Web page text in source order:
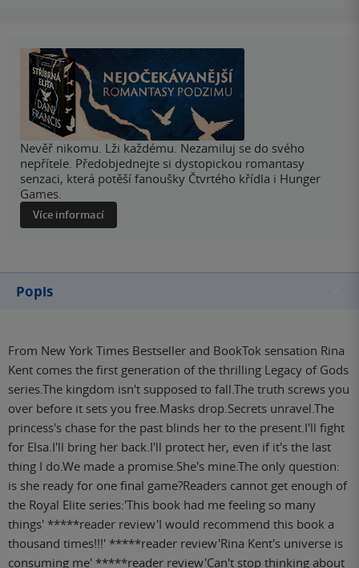
Nevěř nikomu. Lži každému. Nezamiluj se do svého
nepřítele. Předobjednejte si dystopickou romantasy
senzaci, která potěší fanoušky Čtvrtého křídla i Hunger
Games.
Více informací
Popis
From New York Times Bestseller and BookTok sensation Rina
Kent comes the first generation of the thrilling Legacy of Gods
series.The kingdom isn't supposed to fall.The truth screws you
over before it sets you free.Masks drop.Secrets unravel.The
princess's chase for the past blinds her to the present.I'll fight
for Elsa.I'll bring her back.I'll protect her, even if it's the last
thing I do.We made a promise.She's mine.The only question:
is she ready for one final game?Readers cannot get enough of
the Royal Elite series:'This book had me feeling so many
things' *****reader review'I would recommend this book a
thousand times!!!' *****reader review'Rina Kent's universe is
consuming me' *****reader review'Can't stop thinking about